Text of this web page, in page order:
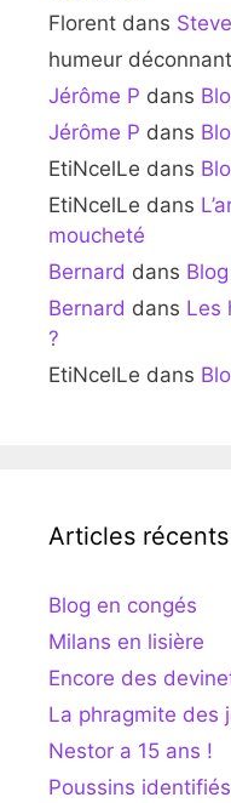
Florent dans
humeur
Jérôme P dans
Jérôme P dans
EtiNcelLe dans
EtiNcelLe dans
moucheté
Bernard dans
Bernard dans Les
?
EtiNcelLe dans
Articles récents
Blog en congés
Milans en lisière
Encore des
La phragmite des
Nestor a 15 ans !
Poussins identifiés